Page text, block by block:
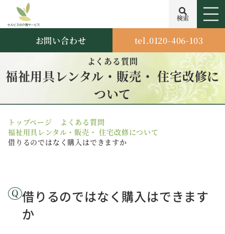
検索
お問い合わせ
tel.0120-406-103
よくある質問
福祉用具レンタル・販売・ 住宅改修に
ついて
トップページ
よくある質問
福祉用具レンタル・販売・ 住宅改修について
借りるのではなく購入はできますか
借りるのではなく購入はできます
か